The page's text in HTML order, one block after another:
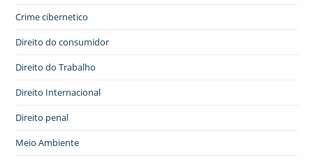
Crime cibernetico
Direito do consumidor
Direito do Trabalho
Direito Internacional
Direito penal
Meio Ambiente